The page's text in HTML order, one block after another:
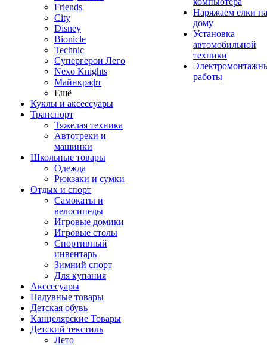
Friends
City
Disney
Bionicle
Technic
Супергерои Лего
Nexo Knights
Майнкрафт
Ещё
Куклы и аксессуары
Транспорт
Тяжелая техника
Автотреки и
машинки
Школьные товары
Одежда
Рюкзаки и сумки
Отдых и спорт
Самокаты и
велосипеды
Игровые домики
Игровые столы
Спортивный
инвентарь
Зимний спорт
Для купания
Акссесуары
Надувные товары
Детская обувь
Канцелярские Товары
Детский текстиль
Лето
Наряжаем елки на
дому
Установка
автомобильной
техники
работы